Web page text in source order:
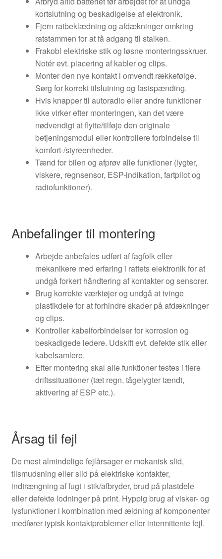
kortslutning og beskadigelse af elektronik.
Fjern ratbeklædning og afdækninger omkring
ratstammen for at få adgang til stalken.
Frakobl elektriske stik og løsne monteringsskruer.
Notér evt. placering af kabler og clips.
Monter den nye kontakt i omvendt rækkefølge.
Sørg for korrekt tilslutning og fastspænding.
Hvis knapper til autoradio eller andre funktioner
ikke virker efter monteringen, kan det være
nødvendigt at flytte/tilføje den originale
betjeningsmodul eller kontrollere forbindelse til
komfort-/styreenheder.
Tænd for bilen og afprøv alle funktioner (lygter,
viskere, regnsensor, ESP-indikation, fartpilot og
radiofunktioner).
Anbefalinger til montering
Arbejde anbefales udført af fagfolk eller
mekanikere med erfaring i rattets elektronik for at
undgå forkert håndtering af kontakter og sensorer.
Brug korrekte værktøjer og undgå at tvinge
plastikdele for at forhindre skader på afdækninger
og clips.
Kontroller kabelforbindelser for korrosion og
beskadigede ledere. Udskift evt. defekte stik eller
kabelsamlere.
Efter montering skal alle funktioner testes i flere
driftssituationer (tæt regn, tågelygter tændt,
aktivering af ESP etc.).
Årsag til fejl
De mest almindelige fejlårsager er mekanisk slid,
tilsmudsning eller slid på elektriske kontakter,
indtrængning af fugt i stik/afbryder, brud på plastdele
eller defekte lodninger på print. Hyppig brug af visker- og
lysfunktioner i kombination med ældning af komponenter
medfører typisk kontaktproblemer eller intermittente fejl.